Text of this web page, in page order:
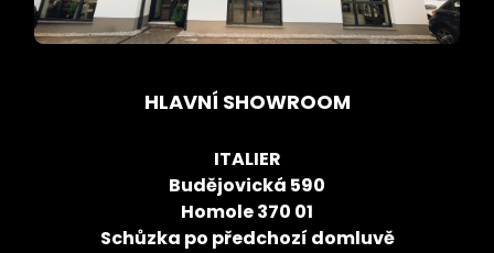
HLAVNÍ SHOWROOM
ITALIER
Budějovická 590
Homole 370 01
Schůzka po předchozí domluvě